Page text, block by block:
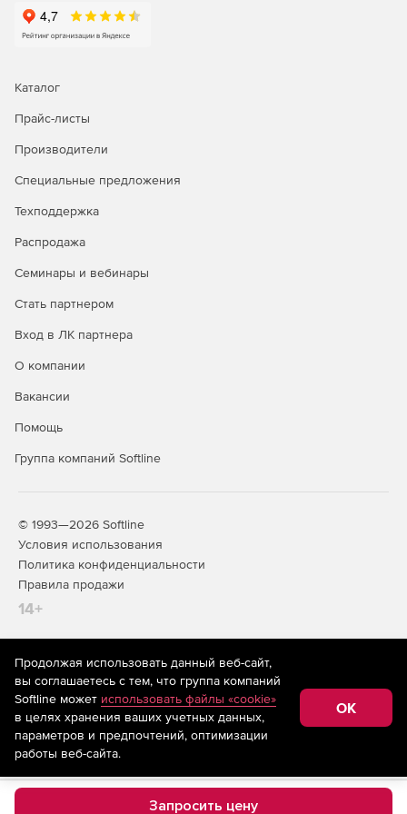
Запросить цену
Каталог
Прайс-листы
Производители
Специальные предложения
Техподдержка
Распродажа
Семинары и вебинары
Стать партнером
Вход в ЛК партнера
О компании
Вакансии
Помощь
Группа компаний Softline
© 1993—2026 Softline
Условия использования
Политика конфиденциальности
Правила продажи
14+
На информационном ресурсе store.softline.ru применяются
рекомендательные технологии(информационные технологии
предоставления информации на основе сбора,
систематизации и анализа сведений, относящихся к
предпочтениям пользователей сети «Интернет»,
находящихся на территории Российской Федерации)
Продолжая использовать данный веб-сайт,
вы соглашаетесь с тем, что группа компаний
Softline может использовать файлы «cookie»
в целях хранения ваших учетных данных,
параметров и предпочтений, оптимизации
работы веб-сайта.
OK